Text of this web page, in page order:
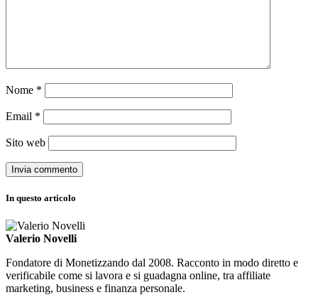
Nome *
Email *
Sito web
In questo articolo
Valerio Novelli
Fondatore di Monetizzando dal 2008. Racconto in modo diretto e
verificabile come si lavora e si guadagna online, tra affiliate
marketing, business e finanza personale.